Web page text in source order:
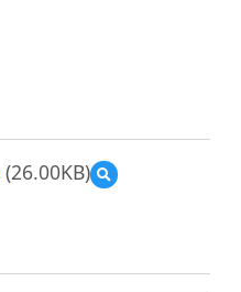
(26.00KB)
預
覽
傘.zip